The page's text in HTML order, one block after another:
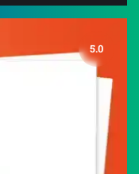
5.0